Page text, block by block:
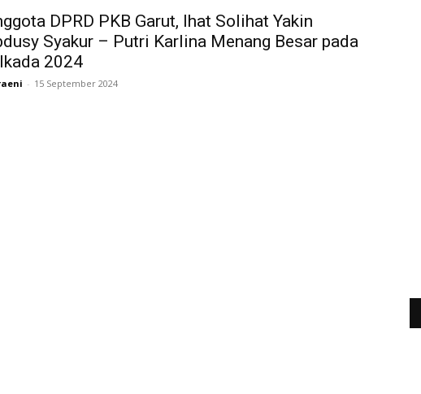
DPRD PKB Garut, Ihat Solihat Yakin
Syakur – Putri Karlina Menang Besar pada
2024
- 15 September 2024